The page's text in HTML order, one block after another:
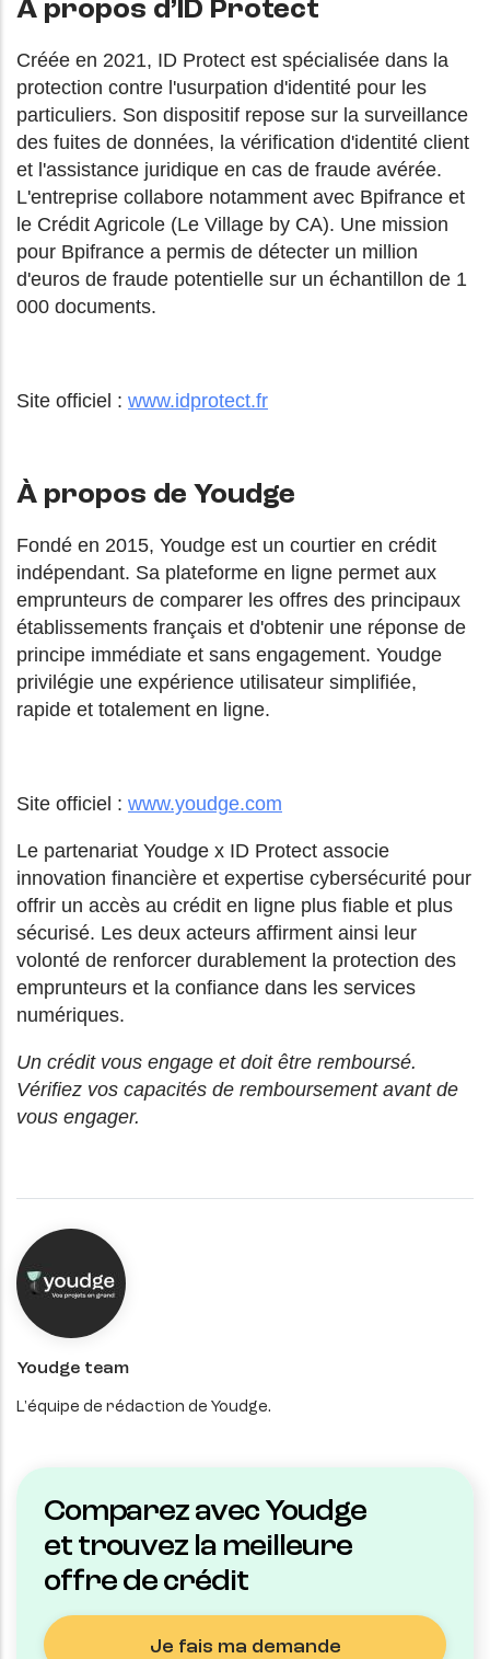
À propos d’ID Protect
Créée en 2021, ID Protect est spécialisée dans la
protection contre l'usurpation d'identité pour les
particuliers. Son dispositif repose sur la surveillance
des fuites de données, la vérification d'identité client
et l'assistance juridique en cas de fraude avérée.
L'entreprise collabore notamment avec Bpifrance et
le Crédit Agricole (Le Village by CA). Une mission
pour Bpifrance a permis de détecter un million
d'euros de fraude potentielle sur un échantillon de 1
000 documents.
Site officiel : www.idprotect.fr
À propos de Youdge
Fondé en 2015, Youdge est un courtier en crédit
indépendant. Sa plateforme en ligne permet aux
emprunteurs de comparer les offres des principaux
établissements français et d'obtenir une réponse de
principe immédiate et sans engagement. Youdge
privilégie une expérience utilisateur simplifiée,
rapide et totalement en ligne.
Site officiel : www.youdge.com
Le partenariat Youdge x ID Protect associe
innovation financière et expertise cybersécurité pour
offrir un accès au crédit en ligne plus fiable et plus
sécurisé. Les deux acteurs affirment ainsi leur
volonté de renforcer durablement la protection des
emprunteurs et la confiance dans les services
numériques.
Un crédit vous engage et doit être remboursé.
Vérifiez vos capacités de remboursement avant de
vous engager.
Youdge team
L'équipe de rédaction de Youdge.
Comparez avec Youdge
et trouvez la meilleure
offre de crédit
Je fais ma demande